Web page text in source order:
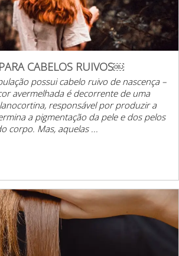
CABELOS RUIVOS￼
possui cabelo ruivo de nascença –
avermelhada é decorrente de uma
responsável por produzir a
a pigmentação da pele e dos pelos
corpo. Mas, aquelas ...